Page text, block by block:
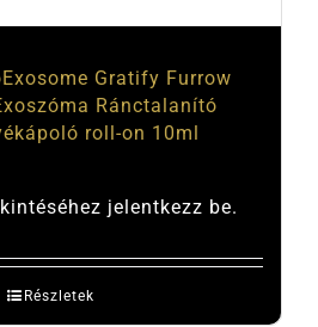
Gratify Furrow
Ránctalanító
roll-on 10ml
jelentkezz be.
Részletek